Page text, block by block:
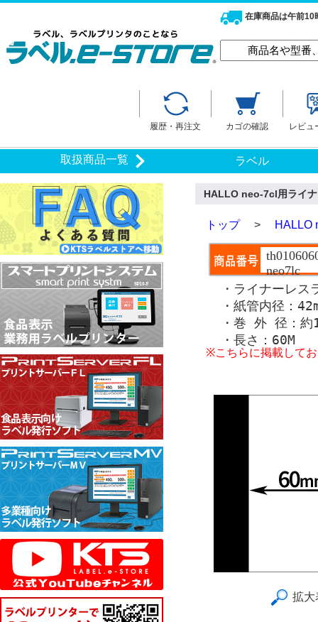
在庫商品は午前10
履歴・再注文 カゴの確認 レビュ
取扱商品一覧 ラベル
HALLO neo-7cl用ライ
トップ> HALLO
neo7lc
・ライナーレ
・紙管内径：
・巻 外 径：約
・長さ：60M
※こちらに掲載して
拡大